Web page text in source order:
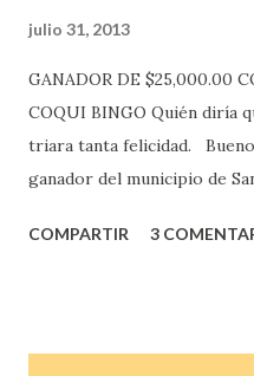
julio 31, 2013
GANADOR DE $25,000.00
COQUI BINGO Quién diría
triara tanta felicidad.
ganador del municipio de
obtuvo un premio de
COMPARTIR 3